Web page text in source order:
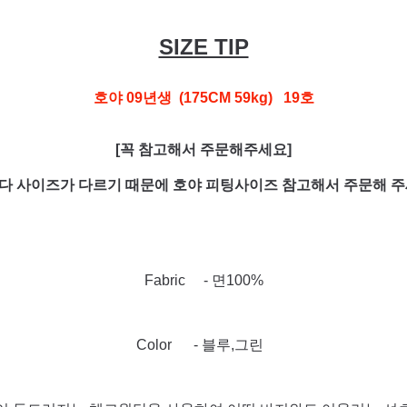
SIZE TIP
호야 09년생 (175CM 59kg) 19호
[꼭 참고해서 주문해주세요]
사이즈가 다르기 때문에 호야 피팅사이즈 참고해서 주문해
Fabric - 면100%
Color - 블루,그린